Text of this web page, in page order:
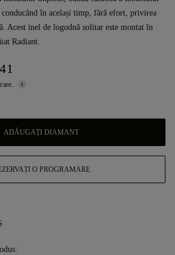
în același timp, fără efort, privirea
Acest inel de logodnă solitar este montat în
Radiant.
ADĂUGAȚI DIAMANT
O PROGRAMARE